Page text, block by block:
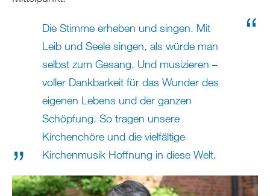
Die Stimme erheben und singen. Mit
Leib und Seele singen, als würde man
selbst zum Gesang. Und musizieren –
voller Dankbarkeit für das Wunder des
eigenen Lebens und der ganzen
Schöpfung. So tragen unsere
Kirchenchöre und die vielfältige
Kirchenmusik Hoffnung in diese Welt.